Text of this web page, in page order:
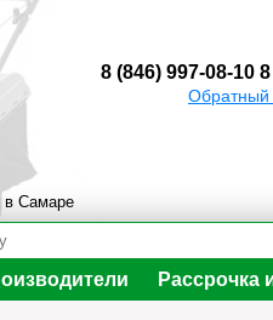
8 (846) 997-08-10
Обратный
Самаре
Рассрочка